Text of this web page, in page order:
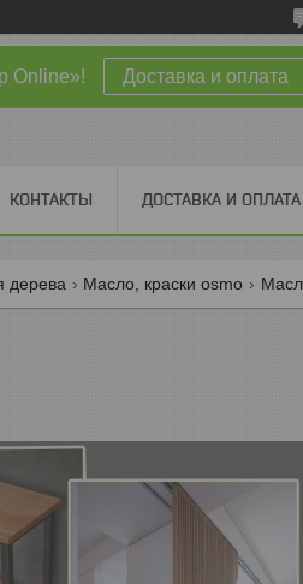
Online»! Доставка и оплата
КОНТАКТЫ ДОСТАВКА И ОПЛАТА
дерева Масло, краски osmo